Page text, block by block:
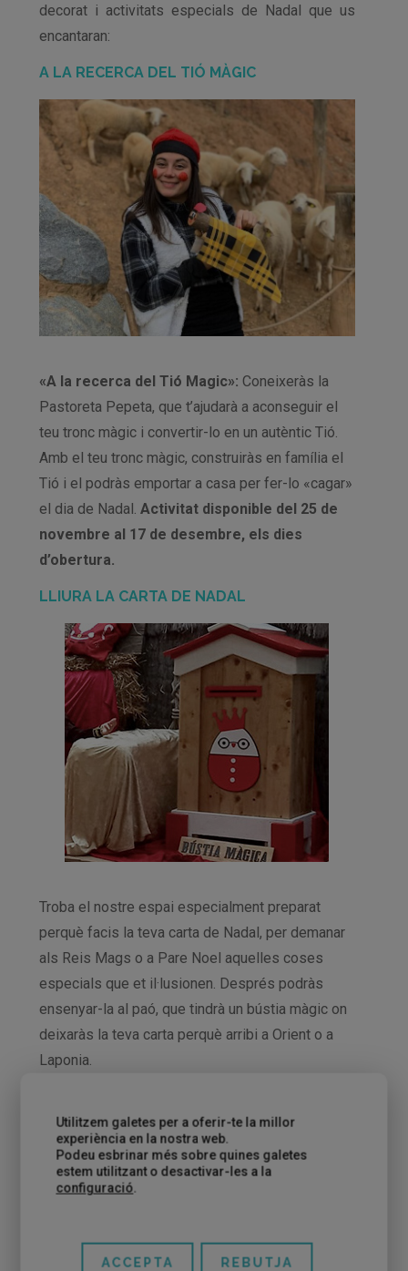
decorat i activitats especials de Nadal que us
encantaran:
A LA RECERCA DEL TIÓ MÀGIC
«A la recerca del Tió Magic»: Coneixeràs la
Pastoreta Pepeta, que t’ajudarà a aconseguir el
teu tronc màgic i convertir-lo en un autèntic Tió.
Amb el teu tronc màgic, construiràs en família el
Tió i el podràs emportar a casa per fer-lo «cagar»
el dia de Nadal. Activitat disponible del 25 de
novembre al 17 de desembre, els dies
d’obertura.
LLIURA LA CARTA DE NADAL
Troba el nostre espai especialment preparat
perquè facis la teva carta de Nadal, per demanar
als Reis Mags o a Pare Noel aquelles coses
especials que et il·lusionen. Després podràs
ensenyar-la al paó, que tindrà un bústia màgic on
deixaràs la teva carta perquè arribi a Orient o a
Laponia.
Veureu el parc com mai l’heu vist, amb un munt
d’espais decorats i a més… Venda de xocolata
amb melindros. Gaudeix de totes les activitats
del parc, toca-toca d’animals de granja, espais
més a Granja d’Aventura Park Vine i fes-te una
Utilitzem galetes per a oferir-te la millor
experiència en la nostra web.
Podeu esbrinar més sobre quines galetes
estem utilitzant o desactivar-les a la
configuració.
ACCEPTA REBUTJA